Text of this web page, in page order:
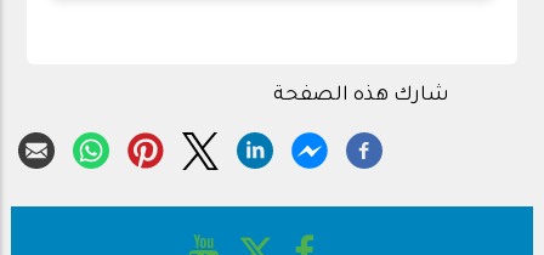
شارك هذه الصفحة